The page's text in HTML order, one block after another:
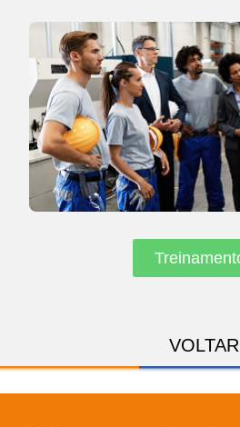
VOLTAR